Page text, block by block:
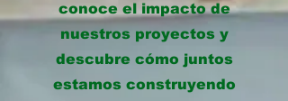
conoce el impacto de
nuestros proyectos y
descubre cómo juntos
estamos construyendo